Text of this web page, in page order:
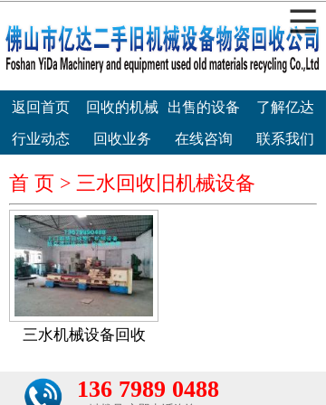
返回首页 回收的机械 出售的设备 了解亿达
行业动态 回收业务 在线咨询 联系我们
首 页 > 三水回收旧机械设备
三水机械设备回收
136 7989 0488